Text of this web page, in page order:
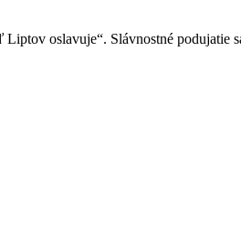
oslavuje“. Slávnostné podujatie